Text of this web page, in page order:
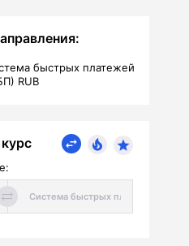
быстрых платежей
RUB